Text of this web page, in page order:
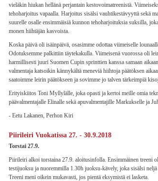
vieläkin hiukan hellänä perjantain kestovoimatreenistä.
tehoharjoitus vapaalla. Harjoitus sisälsi vauhtikestävyyttä sekä
suurelle osalle ensimmäisiä kunnon tehoharjoituksia suksilla,
monen hiihtäjän kasvoista.
Koska päivä oli isäinpäivä, osasimme odottaa viimeiselle
Odotuksemme palkittiin täytekakulla. Viimeisenä vuorossa oli
harmillisesti juuri Suomen Cupin sprinttien kanssa samaan
valmentaja katsoikin kännykältä meneviä hiihtoja päätöksen
saatoimme leirin päätökseen ja sovimme jo talven tärkeimpiä
Erityiskiitos Toni Myllylälle, joka opasti ja kertoi meille omia
päävalmentajalle Elinalle sekä apuvalmentajille Markukselle ja
- Eetu Lakanen, Perhon Kiri
Piirileiri Vuokatissa 27. - 30.9.2018
Torstai 27.9.
Piirileiri alkoi torstaina 27.9. aloitusinfolla. Ensimmäinen treeni
testijuoksu ja nuoremmilla 1.30h juoksu-kävely, joka sisälsi neljä
Treeni meni oikein mukavasti, jos pientä eksymistä ei lasketa.